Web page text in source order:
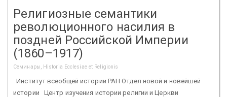
Религиозные семантики
революционного насилия в
поздней Российской Империи
(1860–1917)
Семинары, Historia Ecclesiae et Religionis
Институт всеобщей истории РАН Отдел новой и новейшей
истории Центр изучения истории религии и Церкви